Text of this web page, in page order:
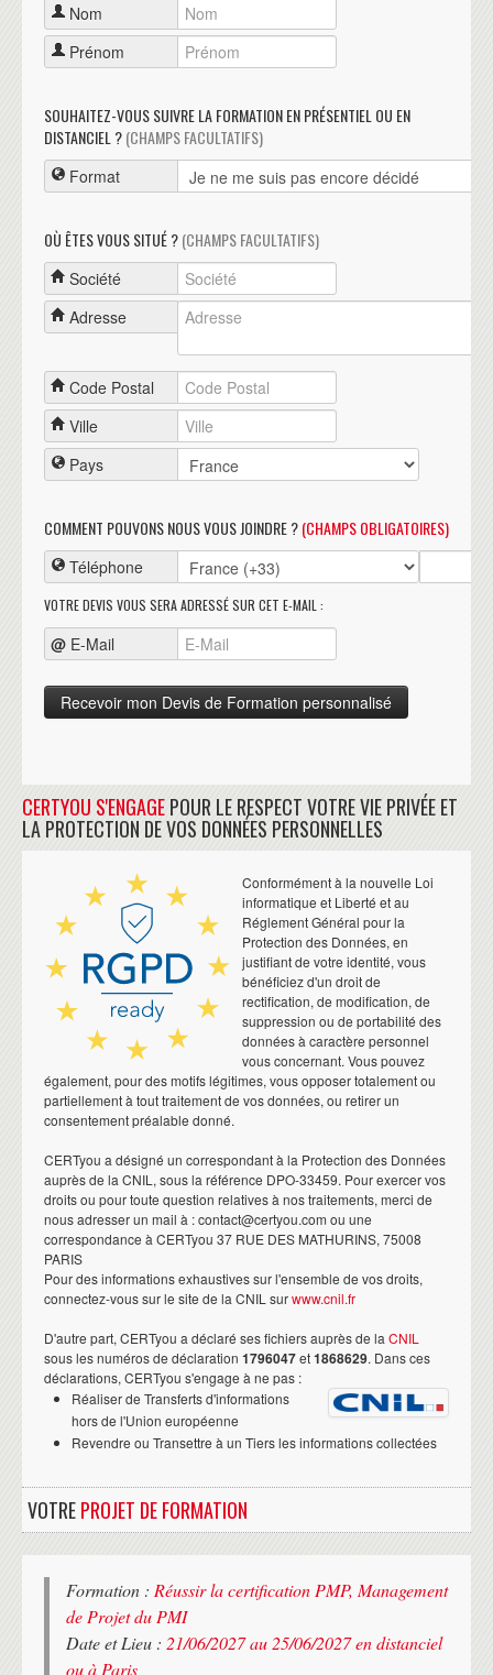
Nom
Prénom
SOUHAITEZ-VOUS SUIVRE LA FORMATION EN PRÉSENTIEL OU EN
DISTANCIEL ?(CHAMPS FACULTATIFS)
Format
OÙ ÊTES VOUS SITUÉ ?(CHAMPS FACULTATIFS)
Société
Adresse
Code Postal
Ville
Pays
COMMENT POUVONS NOUS VOUS JOINDRE ?(CHAMPS OBLIGATOIRES)
Téléphone
VOTRE DEVIS VOUS SERA ADRESSÉ SUR CET E-MAIL :
@ E-Mail
CERTYOU S'ENGAGEPOUR LE RESPECT VOTRE VIE PRIVÉE ET
LA PROTECTION DE VOS DONNÉES PERSONNELLES
Conformément à la nouvelle Loi
informatique et Liberté et au
Réglement Général pour la
Protection des Données, en
justifiant de votre identité, vous
bénéficiez d'un droit de
rectification, de modification, de
suppression ou de portabilité des
données à caractère personnel
vous concernant. Vous pouvez
également, pour des motifs légitimes, vous opposer totalement ou
partiellement à tout traitement de vos données, ou retirer un
consentement préalable donné.
CERTyou a désigné un correspondant à la Protection des Données
auprès de la CNIL, sous la référence DPO-33459. Pour exercer vos
droits ou pour toute question relatives à nos traitements, merci de
nous adresser un mail à : contact@certyou.com ou une
correspondance à CERTyou 37 RUE DES MATHURINS, 75008
PARIS
Pour des informations exhaustives sur l'ensemble de vos droits,
connectez-vous sur le site de la CNIL surwww.cnil.fr
D'autre part, CERTyou a déclaré ses fichiers auprès de la CNIL
sous les numéros de déclaration 1796047et1868629. Dans ces
déclarations, CERTyou s'engage à ne pas :
Réaliser de Transferts d'informations
hors de l'Union européenne
Revendre ou Transettre à un Tiers les informations collectées
VOTREPROJET DE FORMATION
Formation : Réussir la certification PMP, Management
de Projet du PMI
Date et Lieu : 21/06/2027 au 25/06/2027 en distanciel
ou à Paris